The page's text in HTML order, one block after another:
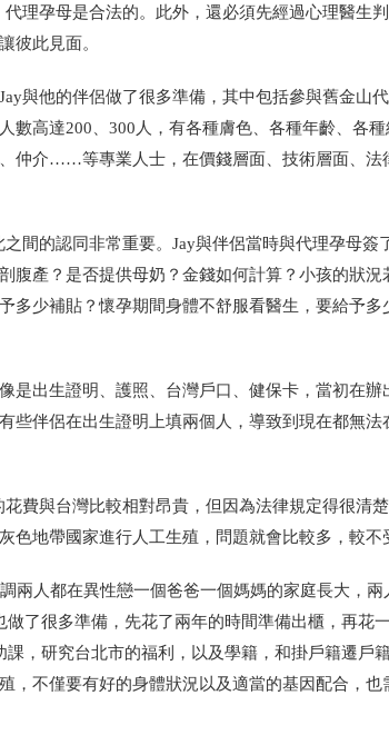
理孕母是合法的。此外，還必須先經過心理醫生
彼此見面。
與他的伴侶做了很多準備，其中包括參與舊金山
數高達200、300人，有各種膚色、各種年齡、各
仲介……等專業人士，在價錢層面、技術層面、法
間的認同非常重要。Jay與伴侶當時與代理孕母簽
腹產？是否提供母奶？金錢如何計算？小孩的狀
多少補貼？懷孕期間身體不舒服看醫生，要給予
是出生證明、護照、台灣戶口、健保卡，當初在
些伴侶在出生證明上填兩個人，導致到現在都無
費與台灣比較相對昂貴，但因為法律規定得很清
色地帶國家進行人工生殖，問題就會比較多，較不
兩人都在異性戀一個爸爸一個媽媽的家庭長大，
做了很多準備，先花了兩年的時間準備出櫃，再花
課，研究台北市的福利，以及學籍，和掛戶籍遷戶
，不僅要有好的身體狀況以及適當的基因配合，